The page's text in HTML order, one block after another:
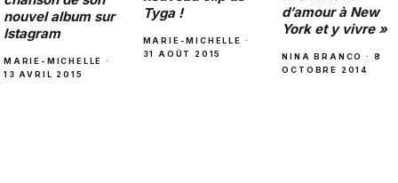
nouvel album sur
Istagram
MARIE-MICHELLE ·
13 AVRIL 2015
Tyga !
MARIE-MICHELLE ·
31 AOÛT 2015
d’amour à New
York et y vivre »
NINA BRANCO · 8
OCTOBRE 2014